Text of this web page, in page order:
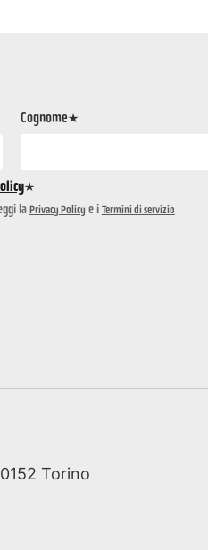
Cognome*
*
la Privacy Policy e i Termini di servizio
Torino